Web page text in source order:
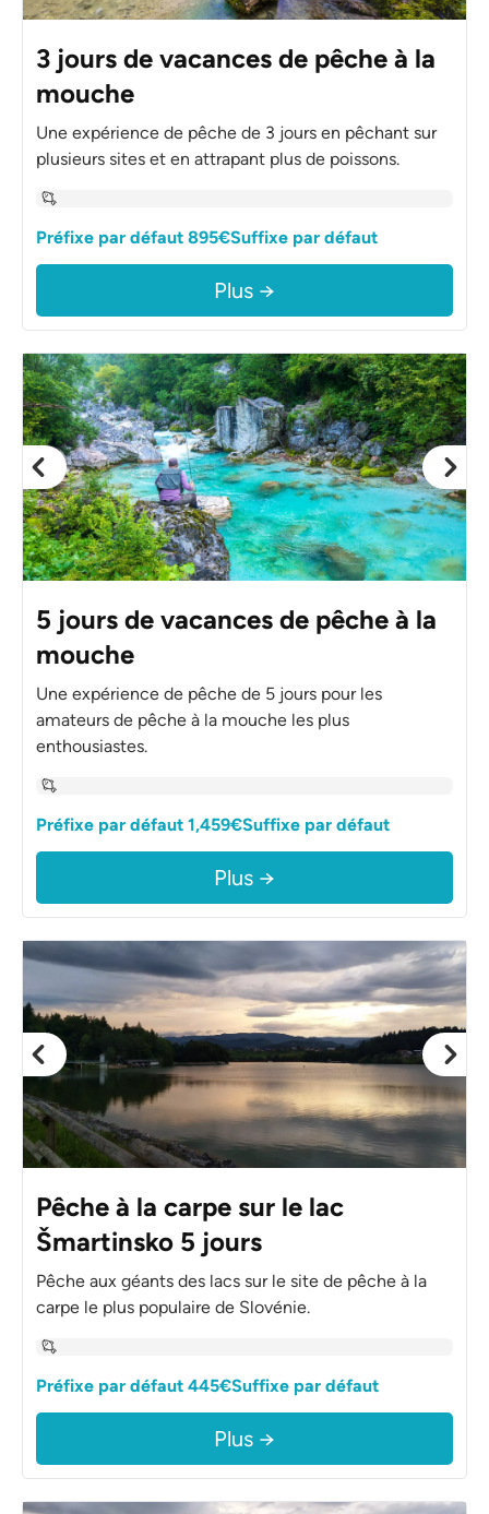
3 jours de vacances de pêche à la
mouche
Une expérience de pêche de 3 jours en pêchant sur
plusieurs sites et en attrapant plus de poissons.
Préfixe par défaut 895€Suffixe par défaut
Plus →
5 jours de vacances de pêche à la
mouche
Une expérience de pêche de 5 jours pour les
amateurs de pêche à la mouche les plus
enthousiastes.
Préfixe par défaut 1,459€Suffixe par défaut
Plus →
Pêche à la carpe sur le lac
Šmartinsko 5 jours
Pêche aux géants des lacs sur le site de pêche à la
carpe le plus populaire de Slovénie.
Préfixe par défaut 445€Suffixe par défaut
Plus →